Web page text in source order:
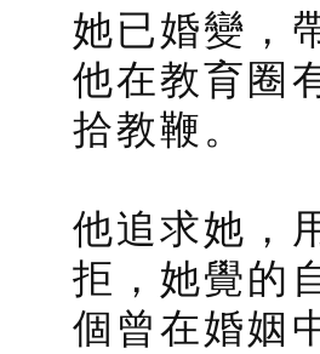
她已婚變，
他在教育圈
拾教鞭。
他追求她，
拒，她覺的
個曾在婚姻